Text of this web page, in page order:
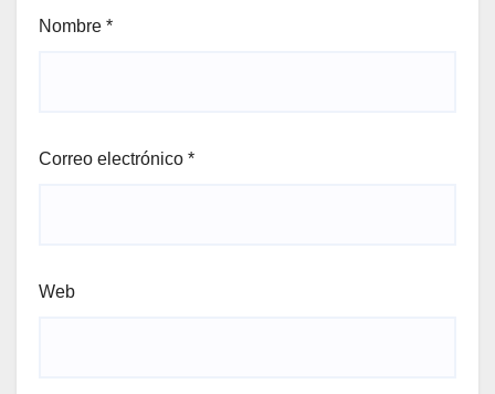
Nombre *
Correo electrónico *
Web